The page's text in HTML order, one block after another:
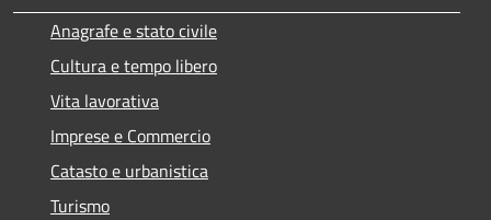
Anagrafe e stato civile
Cultura e tempo libero
Vita lavorativa
Imprese e Commercio
Catasto e urbanistica
Turismo